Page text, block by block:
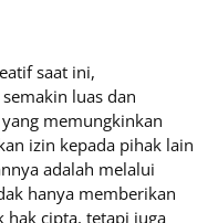
saat ini,
luas dan
memungkinkan
izin kepada pihak lain
adalah melalui
hanya memberikan
cipta, tetapi juga